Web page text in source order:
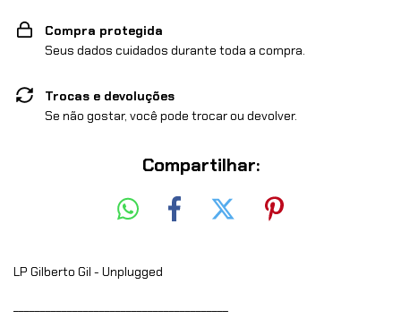
Compra protegida
Seus dados cuidados durante toda a compra.
Trocas e devoluções
Se não gostar, você pode trocar ou devolver.
Compartilhar:
LP Gilberto Gil - Unplugged